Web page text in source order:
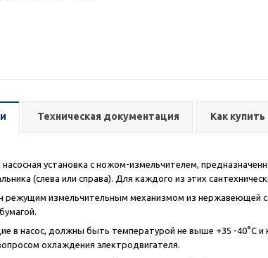
Техническая документация Как купить
насосная установка с ножом-измельчителем,
(слева или справа). Для каждого из этих
режущим измельчительным механизмом из нержавеющей
в насос, должны быть температурой не выше +35 -40°C
охлаждения электродвигателя.